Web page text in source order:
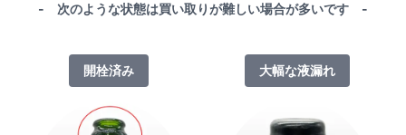
- 次のような状態は買い取りが難しい場合が多いです -
開栓済み 大幅な液漏れ